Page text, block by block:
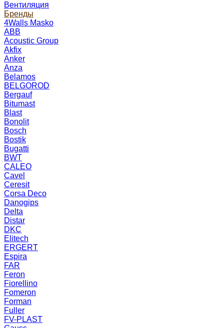
Вентиляция
Бренды
4Walls Masko
ABB
Acoustic Group
Akfix
Anker
Anza
Belamos
BELGOROD
Bergauf
Bitumast
Blast
Bonolit
Bosch
Bostik
Bugatti
BWT
CALEO
Cavel
Ceresit
Corsa Deco
Danogips
Delta
Distar
DKC
Elitech
ERGERT
Espira
FAR
Feron
Fiorellino
Fomeron
Forman
Fuller
FV-PLAST